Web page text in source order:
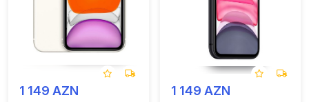
1 149 AZN 1 149 AZN